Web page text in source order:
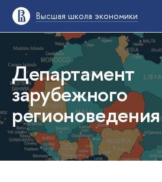
Высшая школа экономики
Департамент
зарубежного
регионоведения